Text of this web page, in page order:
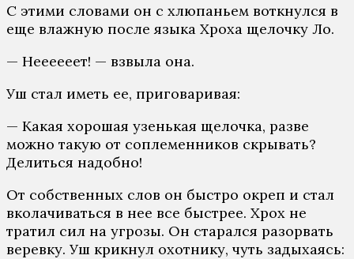
С этими словами он с хлюпаньем воткнулся в
еще влажную после языка Хроха щелочку Ло.
— Неееееет! — взвыла она.
Уш стал иметь ее, приговаривая:
— Какая хорошая узенькая щелочка, разве
можно такую от соплеменников скрывать?
Делиться надобно!
От собственных слов он быстро окреп и стал
вколачиваться в нее все быстрее. Хрох не
тратил сил на угрозы. Он старался разорвать
веревку. Уш крикнул охотнику, чуть задыхаясь: